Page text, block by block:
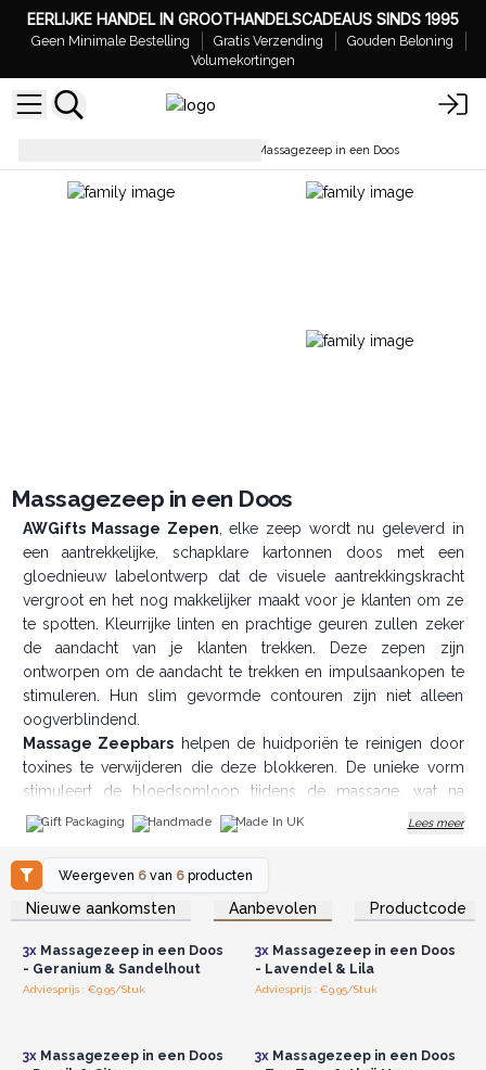
EERLIJKE HANDEL IN GROOTHANDELSCADEAUS SINDS 1995
Geen Minimale Bestelling Gratis Verzending
Gouden Beloning
Volumekortingen
Massagezeep in een Doos
Massagezeep in een Doos
AWGifts Massage Zepen, elke zeep wordt nu geleverd in
een aantrekkelijke, schapklare kartonnen doos met een
gloednieuw labelontwerp dat de visuele aantrekkingskracht
vergroot en het nog makkelijker maakt voor je klanten om ze
te spotten. Kleurrijke linten en prachtige geuren zullen zeker
de aandacht van je klanten trekken. Deze zepen zijn
ontworpen om de aandacht te trekken en impulsaankopen te
stimuleren. Hun slim gevormde contouren zijn niet alleen
oogverblindend.
Massage Zeepbars helpen de huidporiën te reinigen door
toxines te verwijderen die deze blokkeren. De unieke vorm
stimuleert de bloedsomloop tijdens de massage, wat na
verloop van tijd helpt cellulitis te verminderen en de huid te
Opslagadvies:
droge plaats totdat je klaar bent om jezelf te verwennen met
een spa-behandeling thuis of je huid een boost van hydratatie
Gebruik: Sop de zeep in water en masseer op het lichaam,
spoel af met schoon water.
Gift Packaging Handmade Made In UK Lees meer
Weergeven 6 van 6 producten
Nieuwe aankomsten Aanbevolen Productcode
Log in of registreer u voor
groothandelsprijzen.
3xMassagezeep in een Doos
- Geranium & Sandelhout
Adviesprijs : €9.95/Stuk
Log in of registreer u voor
groothandelsprijzen.
3xMassagezeep in een Doos
- Lavendel & Lila
Adviesprijs : €9.95/Stuk
3xMassagezeep in een Doos
3xMassagezeep in een Doos